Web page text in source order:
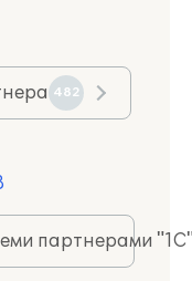
482
партнерами